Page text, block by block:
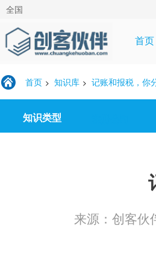
全国
首页
首页 > 知识库 > 记账和报税，你
知识类型
来源：创客伙